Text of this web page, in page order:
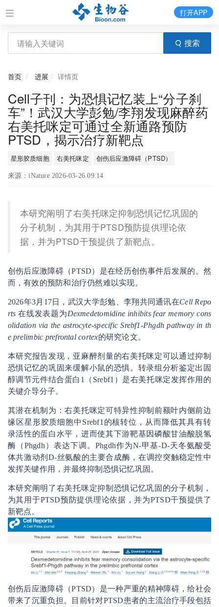
搜索
打开APP
首页 进展 详情页
Cell子刊：为恐惧记忆装上“分子刹
车”！武汉大学彭勉/李翔发现麻醉药
右美托咪定可通过全新通路预防
PTSD，揭示治疗新靶点
星形胶质细胞 右美托咪定 创伤后应激障碍（PTSD）
来源：iNature 2026-03-26 09:14
本研究阐明了右美托咪定抑制恐惧记忆巩固的
分子机制，为其用于PTSD预防提供理论依
据，并为PTSD干预提供了新靶点。
创伤后应激障碍（PTSD）是在经历创伤事件后发展的。然
而，有效的预防和治疗仍然难以实现。
2026年3月17日，武汉大学彭勉、李翔共同通讯在Cell Repo
rts在线发表题为Dexmedetomidine inhibits fear memory cons
olidation via the astrocyte-specific Srebf1-Phgdh pathway in th
e prelimbic prefrontal cortex的研究论文。
本研究报告发现，亚麻醉剂量的右美托咪定可以通过抑制
恐惧记忆的巩固来缓解小鼠的恐惧。转录组分析鉴定出固
醇调节元件结合蛋白1（Srebf1）是右美托咪定发挥作用的
关键介导分子。
其潜在机制为：右美托咪定可特异性抑制前额叶内侧前边
缘区星形胶质细胞中Srebf1的核转位，从而降低其具有转
录活性的蛋白水平，进而使其下游靶基因磷酸甘油酸脱氢
酶（Phgdh）表达下调。Phgdh作为N-甲基-D-天冬氨酸受
体共激动剂D-丝氨酸的主要合成酶，在调控突触稳定性中
发挥关键作用，并最终抑制恐惧记忆巩固。
本研究阐明了右美托咪定抑制恐惧记忆巩固的分子机制，
为其用于PTSD预防提供理论依据，并为PTSD干预提供了
新靶点。
创伤后应激障碍（PTSD）是一种严重的精神障碍，给社会
带来了沉重负担。目前针对PTSD患者的主流治疗手段包括